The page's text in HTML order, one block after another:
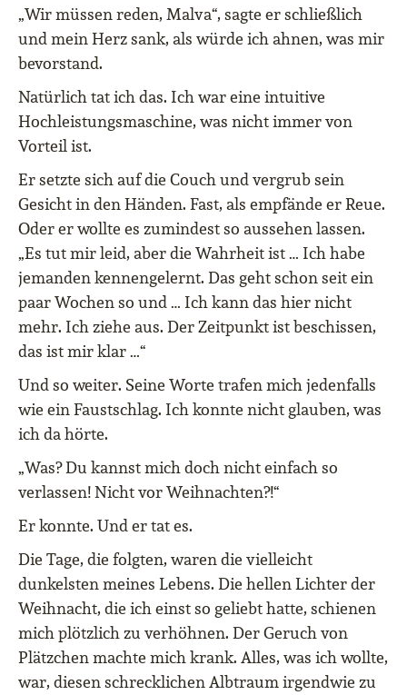
„Wir müssen reden, Malva“, sagte er schließlich
und mein Herz sank, als würde ich ahnen, was mir
bevorstand.
Natürlich tat ich das. Ich war eine intuitive
Hochleistungsmaschine, was nicht immer von
Vorteil ist.
Er setzte sich auf die Couch und vergrub sein
Gesicht in den Händen. Fast, als empfände er Reue.
Oder er wollte es zumindest so aussehen lassen.
„Es tut mir leid, aber die Wahrheit ist … Ich habe
jemanden kennengelernt. Das geht schon seit ein
paar Wochen so und … Ich kann das hier nicht
mehr. Ich ziehe aus. Der Zeitpunkt ist beschissen,
das ist mir klar …“
Und so weiter. Seine Worte trafen mich jedenfalls
wie ein Faustschlag. Ich konnte nicht glauben, was
ich da hörte.
„Was? Du kannst mich doch nicht einfach so
verlassen! Nicht vor Weihnachten?!“
Er konnte. Und er tat es.
Die Tage, die folgten, waren die vielleicht
dunkelsten meines Lebens. Die hellen Lichter der
Weihnacht, die ich einst so geliebt hatte, schienen
mich plötzlich zu verhöhnen. Der Geruch von
Plätzchen machte mich krank. Alles, was ich wollte,
war, diesen schrecklichen Albtraum irgendwie zu